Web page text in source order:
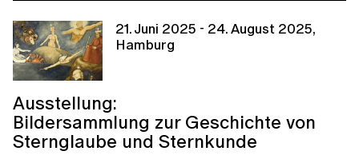
21. Juni 2025 - 24. August 2025,
Hamburg
Ausstellung:
Bildersammlung zur Geschichte von
Sternglaube und Sternkunde